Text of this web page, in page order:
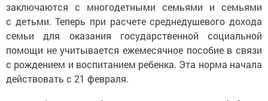
заключаются с многодетными семьями и семьями
с детьми. Теперь при расчете среднедушевого дохода
семьи для оказания государственной социальной
помощи не учитывается ежемесячное пособие в связи
с рождением и воспитанием ребенка. Эта норма начала
действовать с 21 февраля.